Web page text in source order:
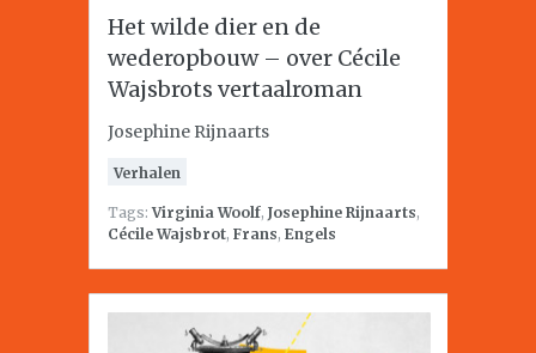
Het wilde dier en de
wederopbouw – over Cécile
Wajsbrots vertaalroman
Josephine Rijnaarts
Verhalen
Tags:Virginia Woolf, Josephine Rijnaarts,
Cécile Wajsbrot, Frans, Engels